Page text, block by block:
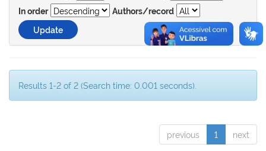
In order
Authors/record
Results 1-2 of 2 (Search time: 0.001 seconds).
previous 1 next